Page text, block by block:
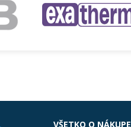
VŠETKO O NÁKUPE